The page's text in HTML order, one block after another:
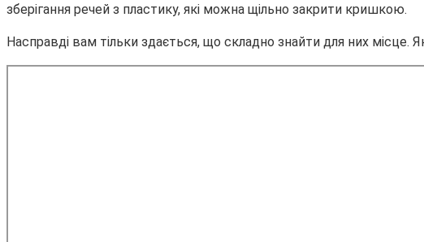
зберігання речей з пластику, які можна щільно закрити кришкою.
Насправді вам тільки здається, що складно знайти для них